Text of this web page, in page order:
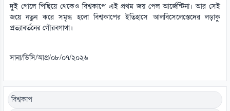
দুই গোলে পিছিয়ে থেকেও বিশ্বকাপে এই প্রথম জয় পেল আর্জেন্টিনা। আর সেই
জয়ে নতুন করে সমৃদ্ধ হলো বিশ্বকাপের ইতিহাসে আলবিসেলেস্তেদের লড়াকু
প্রত্যাবর্তনের গৌরবগাথা।
সানা/ডিসি/আপ্র/০৮/০৭/২০২৬
বিশ্বকাপ